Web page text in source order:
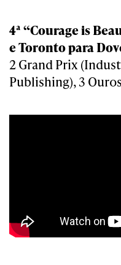
4ª “Courage is
e Toronto para
2 Grand Prix
Publishing), 3